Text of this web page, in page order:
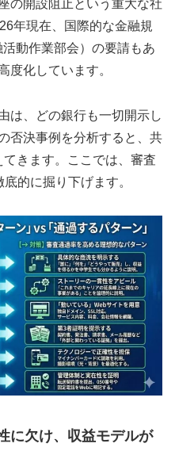
の開設阻止という重大な社
年現在、国際的な金融規
動作業部会）の要請もあ
度化しています。
は、どの銀行も一切開示し
否決事例を分析すると、共
きます。ここでは、審査
的に掘り下げます。
に欠け、収益モデルが